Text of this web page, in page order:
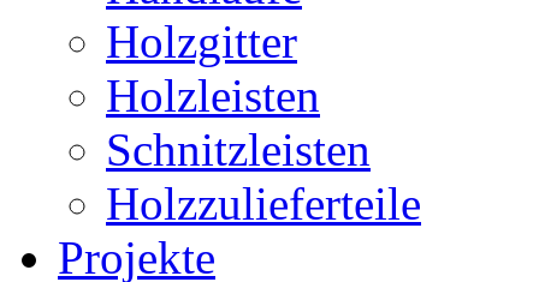
Holzgitter
Holzleisten
Schnitzleisten
Holzzulieferteile
Projekte